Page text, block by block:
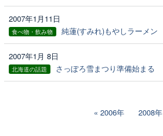
2007年1月11日
食べ物・飲み物 純蓮(すみれ)もやしラーメン
2007年1月 8日
北海道の話題 さっぽろ雪まつり準備始まる
2006年 2008年